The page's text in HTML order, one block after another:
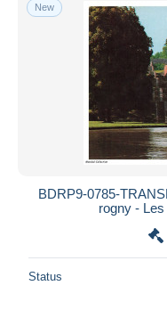
New
BDRP9-0785-
rogny -
Status